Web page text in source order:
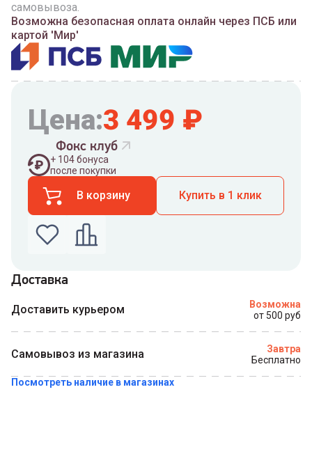
самовывоза.
Возможна безопасная оплата онлайн через ПСБ или
картой 'Мир'
Цена:3 499 ₽
Фокс клуб
+ 104бонуса
после покупки
В корзину Купить в 1 клик
связаться с вами
Доставка
Доставить курьером
Возможна
от 500 руб
Самовывоз из магазина
Завтра
Бесплатно
Посмотреть наличие в магазинах